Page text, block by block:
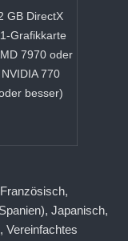
GB DirectX
Grafikkarte
7970 oder
NVIDIA 770
besser)
Japanisch,
Vereinfachtes